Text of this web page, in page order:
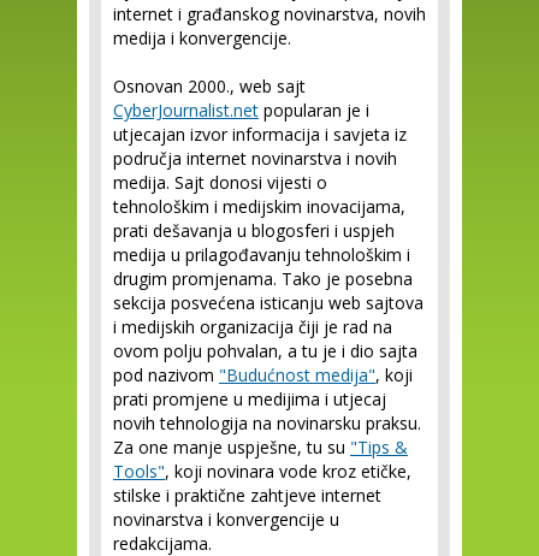
internet i građanskog novinarstva, novih
medija i konvergencije.
Osnovan 2000., web sajt
CyberJournalist.net popularan je i
utjecajan izvor informacija i savjeta iz
područja internet novinarstva i novih
medija. Sajt donosi vijesti o
tehnološkim i medijskim inovacijama,
prati dešavanja u blogosferi i uspjeh
medija u prilagođavanju tehnološkim i
drugim promjenama. Tako je posebna
sekcija posvećena isticanju web sajtova
i medijskih organizacija čiji je rad na
ovom polju pohvalan, a tu je i dio sajta
pod nazivom "Budućnost medija", koji
prati promjene u medijima i utjecaj
novih tehnologija na novinarsku praksu.
Za one manje uspješne, tu su "Tips &
Tools", koji novinara vode kroz etičke,
stilske i praktične zahtjeve internet
novinarstva i konvergencije u
redakcijama.